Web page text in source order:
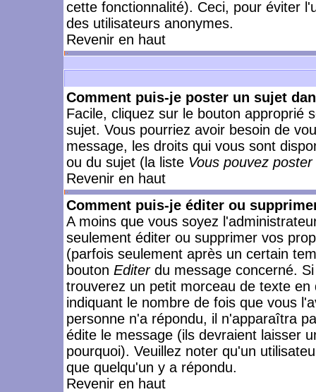
cette fonctionnalité). Ceci, pour éviter
des utilisateurs anonymes.
Revenir en haut
Comment puis-je poster un sujet
Facile, cliquez sur le bouton approprié
sujet. Vous pourriez avoir besoin de
message, les droits qui vous sont
ou du sujet (la liste Vous pouvez
Revenir en haut
Comment puis-je éditer ou
A moins que vous soyez
seulement éditer ou supprimer vos
(parfois seulement après un certain
bouton Editerdu message concerné.
trouverez un petit morceau de texte
indiquant le nombre de fois que vous
personne n'a répondu, il n'apparaîtra
édite le message (ils devraient laisser
pourquoi). Veuillez noter qu'un
que quelqu'un y a répondu.
Revenir en haut